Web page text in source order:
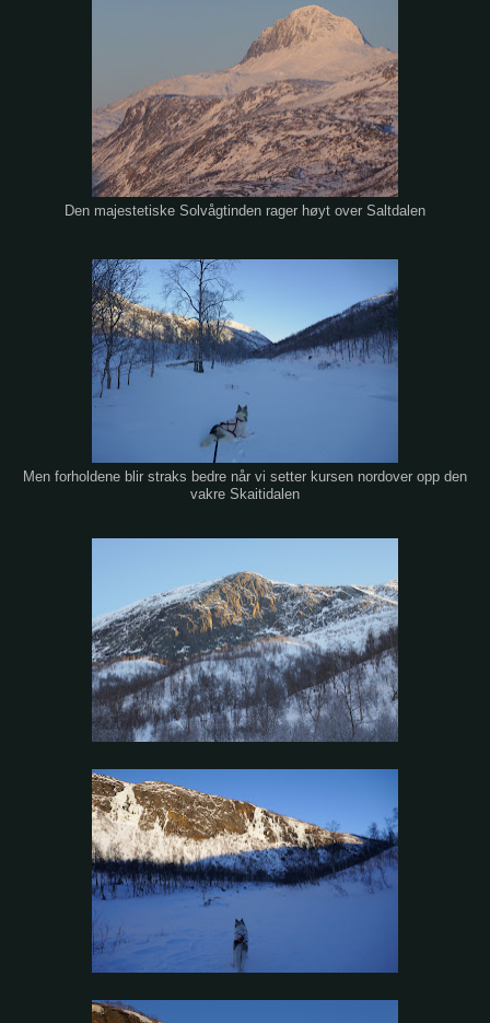
Den majestetiske Solvågtinden rager høyt over Saltdalen
Men forholdene blir straks bedre når vi setter kursen nordover opp den
vakre Skaitidalen